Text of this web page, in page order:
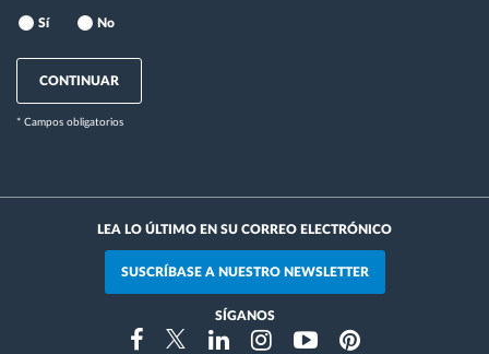
Sí No
CONTINUAR
* Campos obligatorios
LEA LO ÚLTIMO EN SU CORREO ELECTRÓNICO
SUSCRÍBASE A NUESTRO NEWSLETTER
SÍGANOS